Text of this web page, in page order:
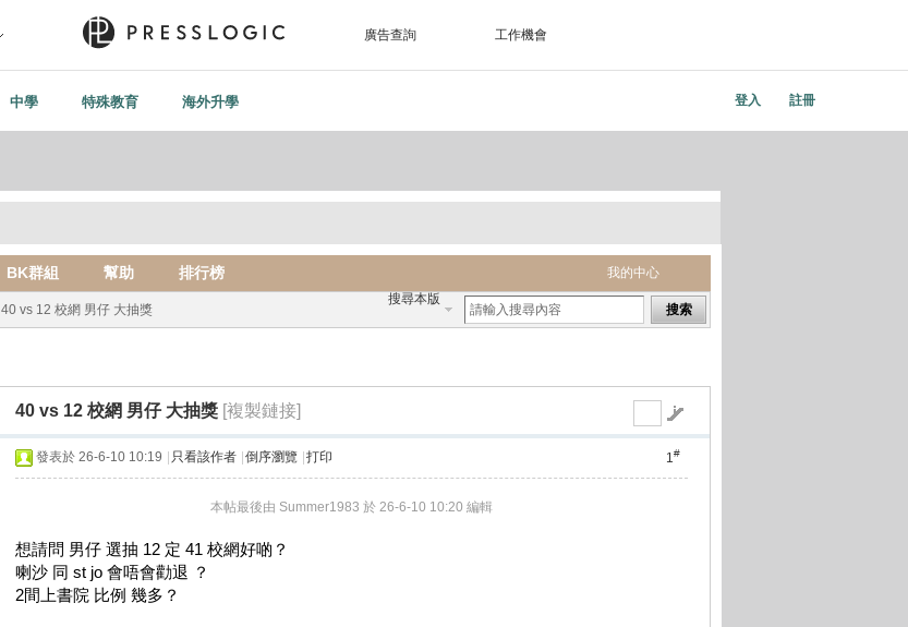
廣告查詢 工作機會
中學 特殊教育 海外升學 登入 註冊
我的中心
BK群組 幫助 排行榜
搜尋本版
搜索
40 vs 12 校網 男仔 大抽獎
40 vs 12 校網 男仔 大抽獎 [複製鏈接]
1#
發表於 26-6-10 10:19 只看該作者 倒序瀏覽 打印
本帖最後由 Summer1983 於 26-6-10 10:20 編輯
想請問 男仔 選抽 12 定 41 校網好啲？
喇沙 同 st jo 會唔會勸退 ？
2間上書院 比例 幾多？